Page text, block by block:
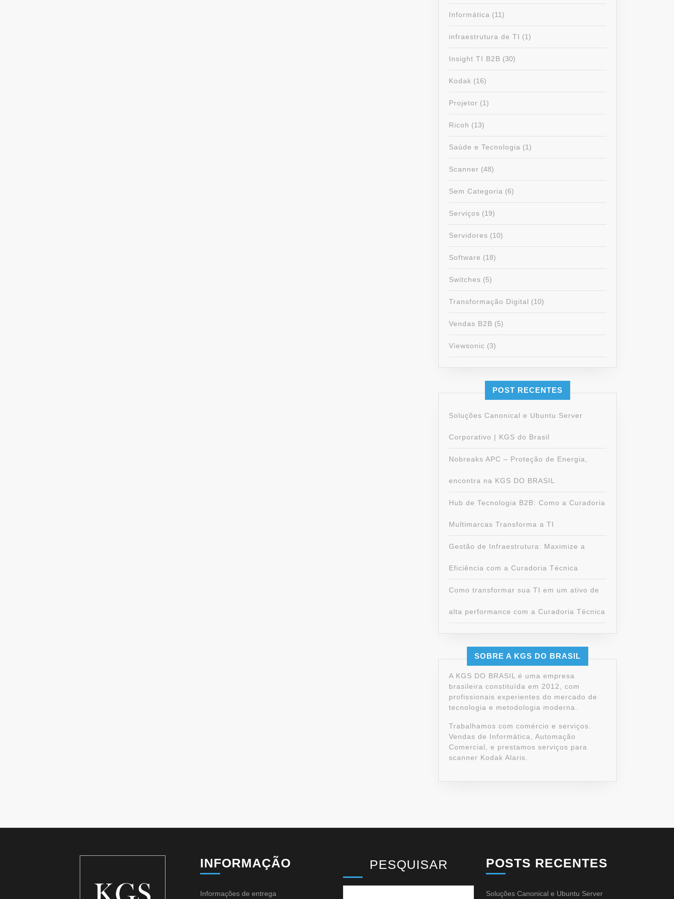
Informática (11)
infraestrutura de TI (1)
Insight TI B2B (30)
Kodak (16)
Projetor (1)
Ricoh (13)
Saúde e Tecnologia (1)
Scanner (48)
Sem Categoria (6)
Serviços (19)
Servidores (10)
Software (18)
Switches (5)
Transformação Digital (10)
Vendas B2B (5)
Viewsonic (3)
POST RECENTES
Soluções Canonical e Ubuntu Server
Corporativo | KGS do Brasil
Nobreaks APC – Proteção de Energia,
encontra na KGS DO BRASIL
Hub de Tecnologia B2B: Como a Curadoria
Multimarcas Transforma a TI
Gestão de Infraestrutura: Maximize a
Eficiência com a Curadoria Técnica
Como transformar sua TI em um ativo de
alta performance com a Curadoria Técnica
SOBRE A KGS DO BRASIL
A KGS DO BRASIL é uma empresa
brasileira constituída em 2012, com
profissionais experientes do mercado de
tecnologia e metodologia moderna.
Trabalhamos com comércio e serviços.
Vendas de Informática, Automação
Comercial, e prestamos serviços para
scanner Kodak Alaris.
INFORMAÇÃO
Informações de entrega
PESQUISAR POSTS RECENTES
Soluções Canonical e Ubuntu Server